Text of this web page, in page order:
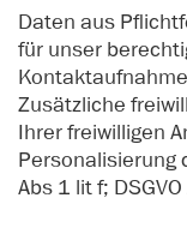
Daten aus
für unser
Zusätzliche
Ihrer freiwilligen
Personalisierung
Abs 1 lit f;